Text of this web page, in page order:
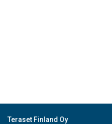
Teraset Finland Oy